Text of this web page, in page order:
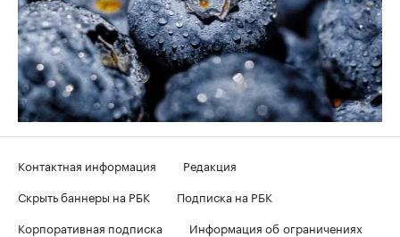
Контактная информация
Редакция
Скрыть баннеры на РБК
Подписка на РБК
Корпоративная подписка
Информация об ограничениях